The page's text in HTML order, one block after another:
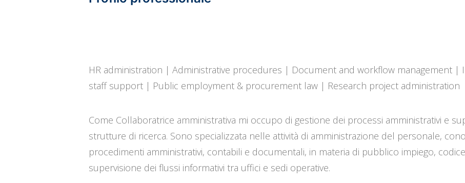
HR administration | Administrative procedures | Document and workflow management |
staff support | Public employment & procurement law | Research project administration
Come Collaboratrice amministrativa mi occupo di gestione dei processi amministrativi e
strutture di ricerca. Sono specializzata nelle attività di amministrazione del personale,
procedimenti amministrativi, contabili e documentali, in materia di pubblico impiego,
supervisione dei flussi informativi tra uffici e sedi operative.